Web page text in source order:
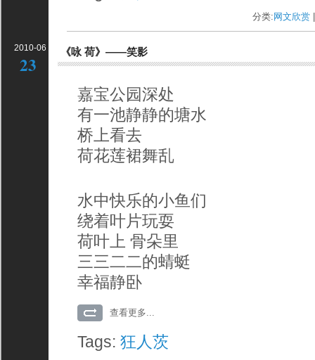
分类: 网文欣赏
2010-06
23
《咏 荷》——笑影
嘉宝公园深处
有一池静静的塘水
桥上看去
荷花莲裙舞乱
水中快乐的小鱼们
绕着叶片玩耍
荷叶上 骨朵里
三三二二的蜻蜓
幸福静卧
查看更多...
Tags:狂人茨